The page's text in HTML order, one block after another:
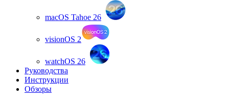
macOS Tahoe 26
visionOS 2
watchOS 26
Руководства
Инструкции
Обзоры